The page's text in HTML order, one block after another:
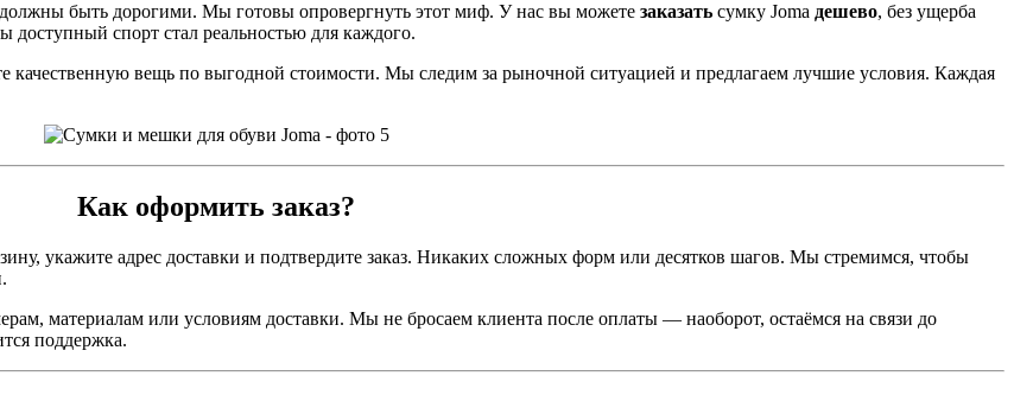
быть дорогими. Мы готовы опровергнуть этот миф. У нас вы можете заказать сумку Joma дешево, без ущерба
доступный спорт стал реальностью для каждого.
качественную вещь по выгодной стоимости. Мы следим за рыночной ситуацией и предлагаем лучшие условия. Каждая
Как оформить заказ?
укажите адрес доставки и подтвердите заказ. Никаких сложных форм или десятков шагов. Мы стремимся, чтобы
материалам или условиям доставки. Мы не бросаем клиента после оплаты — наоборот, остаёмся на связи до
поддержка.